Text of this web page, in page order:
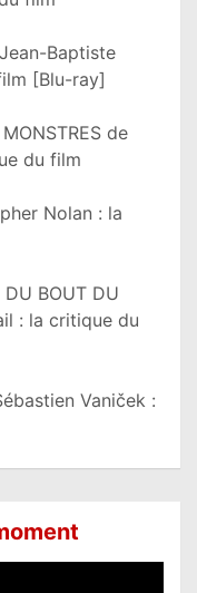
Baptiste
[Blu-ray]
de
du film
Nolan : la
BOUT DU
: la critique du
Vaniček :